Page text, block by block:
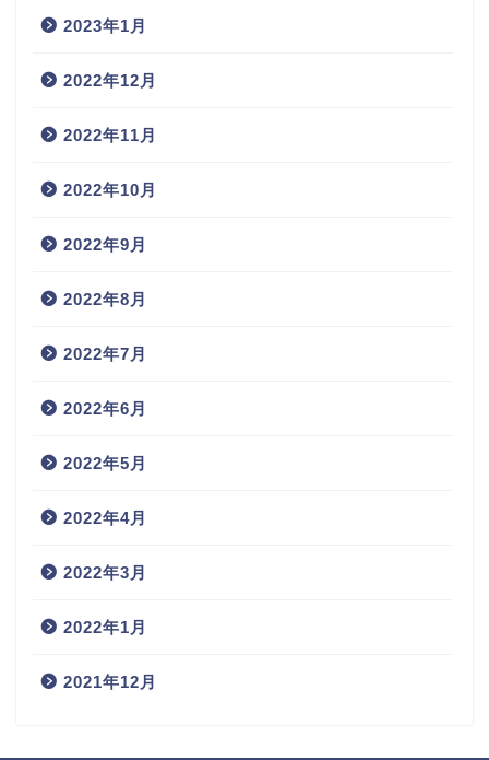
2023年1月
2022年12月
2022年11月
2022年10月
2022年9月
2022年8月
2022年7月
2022年6月
2022年5月
2022年4月
2022年3月
2022年1月
2021年12月